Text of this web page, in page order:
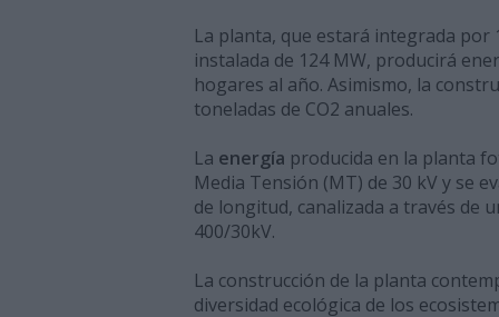
La planta, que estará integrada
instalada de 124 MW, producirá
hogares al año. Asimismo, la
toneladas de CO2 anuales.
La energía producida en la planta
Media Tensión (MT) de 30 kV y se
de longitud, canalizada a través de
400/30kV.
La construcción de la planta
diversidad ecológica de los